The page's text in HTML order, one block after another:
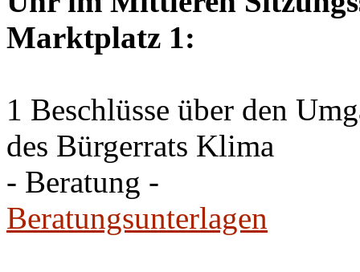
Marktplatz 1:
1 Beschlüsse über den
des Bürgerrats Klima
- Beratung -
Beratungsunterlagen